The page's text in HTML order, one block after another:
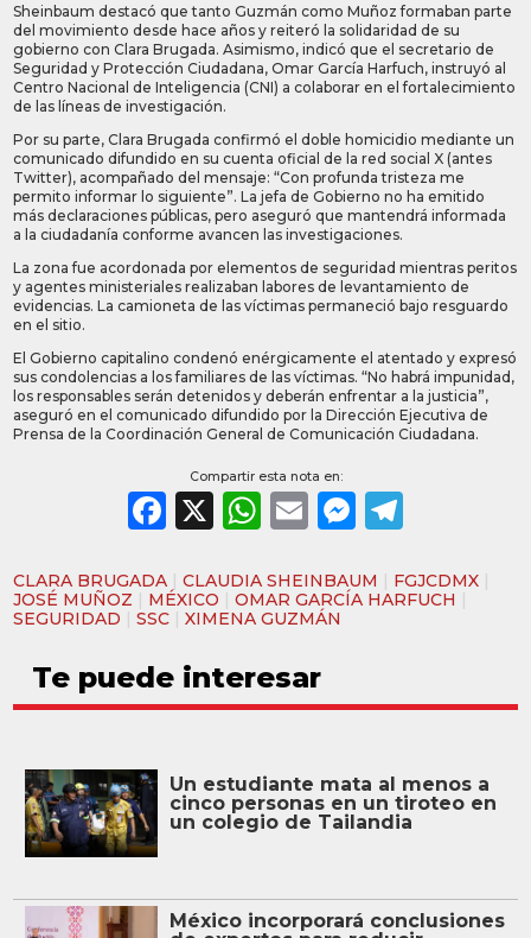
Sheinbaum destacó que tanto Guzmán como Muñoz formaban parte
del movimiento desde hace años y reiteró la solidaridad de su
gobierno con Clara Brugada. Asimismo, indicó que el secretario de
Seguridad y Protección Ciudadana, Omar García Harfuch, instruyó al
Centro Nacional de Inteligencia (CNI) a colaborar en el fortalecimiento
de las líneas de investigación.
Por su parte, Clara Brugada confirmó el doble homicidio mediante un
comunicado difundido en su cuenta oficial de la red social X (antes
Twitter), acompañado del mensaje: “Con profunda tristeza me
permito informar lo siguiente”. La jefa de Gobierno no ha emitido
más declaraciones públicas, pero aseguró que mantendrá informada
a la ciudadanía conforme avancen las investigaciones.
La zona fue acordonada por elementos de seguridad mientras peritos
y agentes ministeriales realizaban labores de levantamiento de
evidencias. La camioneta de las víctimas permaneció bajo resguardo
en el sitio.
El Gobierno capitalino condenó enérgicamente el atentado y expresó
sus condolencias a los familiares de las víctimas. “No habrá impunidad,
los responsables serán detenidos y deberán enfrentar a la justicia”,
aseguró en el comunicado difundido por la Dirección Ejecutiva de
Prensa de la Coordinación General de Comunicación Ciudadana.
Compartir esta nota en:
Facebook
X WhatsApp
Email
CLARA BRUGADA |CLAUDIA SHEINBAUM | FGJCDMX |
JOSÉ MUÑOZ | MÉXICO |OMAR GARCÍA HARFUCH |
SEGURIDAD |SSC |XIMENA GUZMÁN
Te puede interesar
Un estudiante mata al menos a
cinco personas en un tiroteo en
un colegio de Tailandia
México incorporará conclusiones